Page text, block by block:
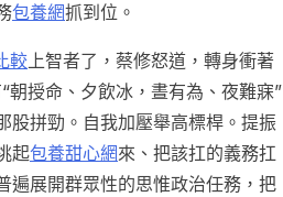
包養網抓到位。
較上智者了，蔡修怒道，轉身衝著
授命、夕飲冰，晝有為、夜難寐”
股拼勁。 自我加壓舉高標桿。提振
起包養甜心網來、把該扛的義務扛
遍展開群眾性的思惟政治任務，把